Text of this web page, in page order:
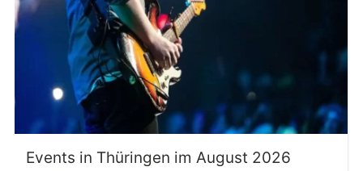
Events in Thüringen im August 2026